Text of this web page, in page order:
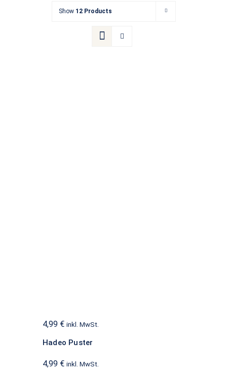
Show 12 Products
4,99 € inkl. MwSt.
Hadeo Puster
4,99 € inkl. MwSt.